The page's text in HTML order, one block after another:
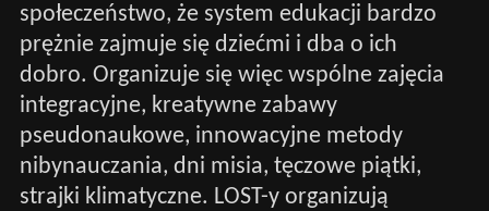
społeczeństwo, że system edukacji bardzo
prężnie zajmuje się dziećmi i dba o ich
dobro. Organizuje się więc wspólne zajęcia
integracyjne, kreatywne zabawy
pseudonaukowe, innowacyjne metody
nibynauczania, dni misia, tęczowe piątki,
strajki klimatyczne. LOST-y organizują